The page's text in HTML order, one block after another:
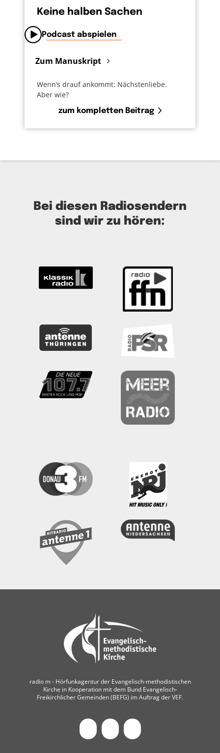
Keine halben Sachen
Podcast abspielen
Zum Manuskript
Wenn‘s drauf ankommt: Nächstenliebe.
Aber wie?
zum kompletten Beitrag
Bei diesen Radiosendern
sind wir zu hören:
radio m ‐ Hörfunkagentur der Evangelisch-methodistischen
Kirche in Kooperation mit dem Bund Evangelisch-
Freikirchlicher Gemeinden (BEFG) im Auftrag der VEF.